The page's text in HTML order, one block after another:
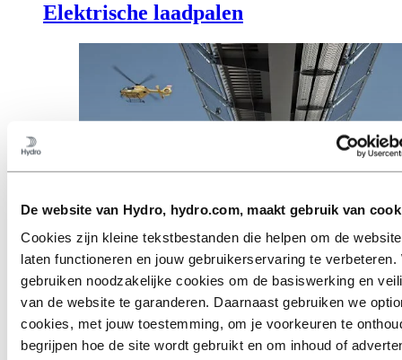
De website van Hydro, hydro.com, maakt gebruik van
Cookies zijn kleine tekstbestanden die helpen om de
laten functioneren en jouw gebruikerservaring te verbeteren.
gebruiken noodzakelijke cookies om de basiswerking en
van de website te garanderen. Daarnaast gebruiken we
cookies, met jouw toestemming, om je voorkeuren te
begrijpen hoe de site wordt gebruikt en om inhoud of
Elektrische laadpalen
Geëxtrudeerde profielen voor grote toepassingen
Grote toepassingen